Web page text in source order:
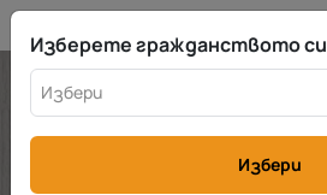
Изберете гражданството си
Избери
Избери